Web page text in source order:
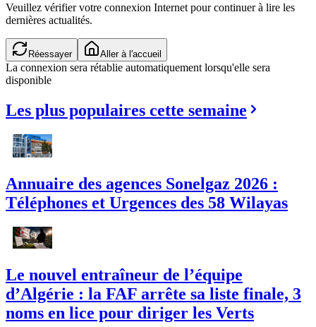
Veuillez vérifier votre connexion Internet pour continuer à lire les
dernières actualités.
Réessayer Aller à l'accueil
La connexion sera rétablie automatiquement lorsqu'elle sera
disponible
Les plus populaires cette semaine
Annuaire des agences Sonelgaz 2026 :
Téléphones et Urgences des 58 Wilayas
Le nouvel entraîneur de l’équipe
d’Algérie : la FAF arrête sa liste finale, 3
noms en lice pour diriger les Verts